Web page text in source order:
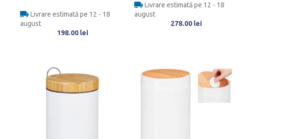
Livrare estimată pe 12 - 18
august
198.00 lei
Livrare estimată pe 12 - 18
august
278.00 lei